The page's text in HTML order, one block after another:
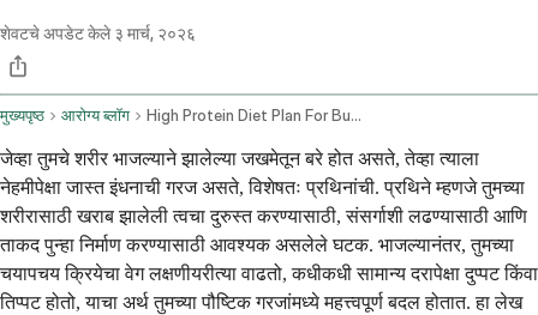
शेवटचे अपडेट केले ३ मार्च, २०२६
मुख्यपृष्ठ आरोग्य ब्लॉग High Protein Diet Plan For Burn Injury Recovery
जेव्हा तुमचे शरीर भाजल्याने झालेल्या जखमेतून बरे होत असते, तेव्हा त्याला
नेहमीपेक्षा जास्त इंधनाची गरज असते, विशेषतः प्रथिनांची. प्रथिने म्हणजे तुमच्या
शरीरासाठी खराब झालेली त्वचा दुरुस्त करण्यासाठी, संसर्गाशी लढण्यासाठी आणि
ताकद पुन्हा निर्माण करण्यासाठी आवश्यक असलेले घटक. भाजल्यानंतर, तुमच्या
चयापचय क्रियेचा वेग लक्षणीयरीत्या वाढतो, कधीकधी सामान्य दरापेक्षा दुप्पट किंवा
तिप्पट होतो, याचा अर्थ तुमच्या पौष्टिक गरजांमध्ये महत्त्वपूर्ण बदल होतात. हा लेख